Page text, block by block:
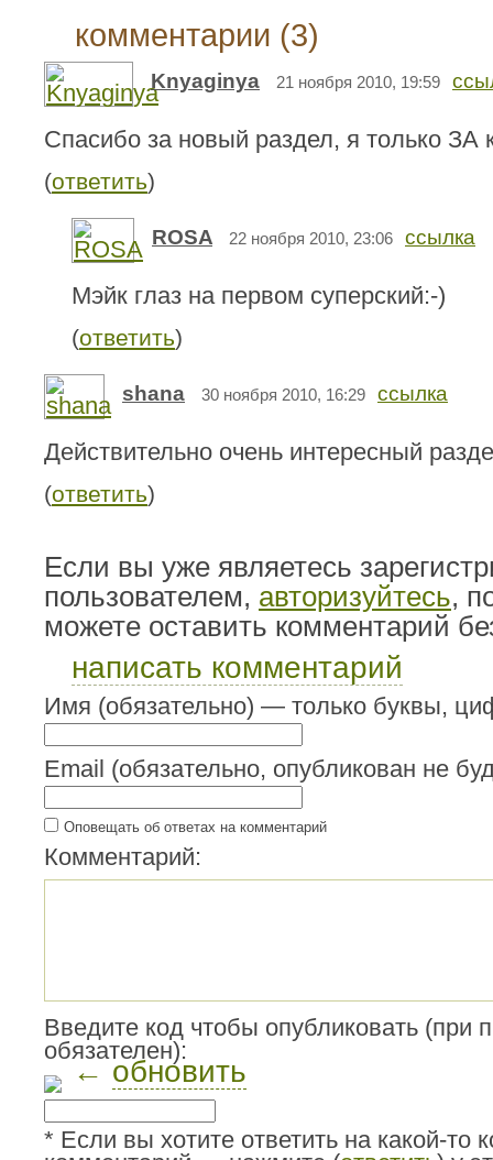
комментарии (3)
Knyaginya 21 ноября 2010, 19:59
Спасибо за новый раздел, я только ЗА
(ответить)
ROSA 22 ноября 2010, 23:06 ссылка
Мэйк глаз на первом суперский:-)
(ответить)
shana 30 ноября 2010, 16:29 ссылка
Действительно очень интересный
(ответить)
Если вы уже являетесь
пользователем, авторизуйтесь,
можете оставить комментарий
написать комментарий
Имя (обязательно) — только буквы,
Email (обязательно, опубликован не
Оповещать об ответах на комментарий
Комментарий:
Введите код чтобы опубликовать (при
обязателен):
← обновить
* Если вы хотите ответить на какой-то